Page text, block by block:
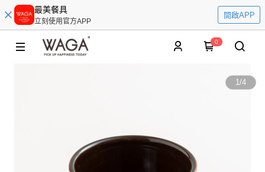
最美餐具
立刻使用官方APP
開啟APP
0
1/4